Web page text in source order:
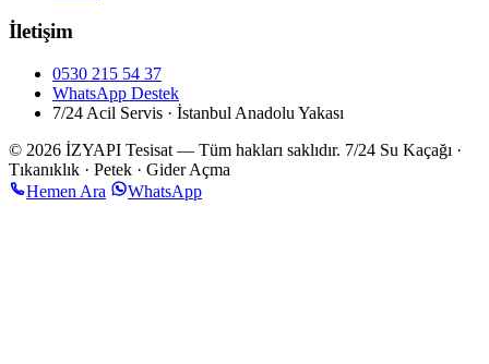
İletişim
0530 215 54 37
WhatsApp Destek
7/24 Acil Servis · İstanbul Anadolu Yakası
© 2026 İZYAPI Tesisat — Tüm hakları saklıdır. 7/24 Su Kaçağı ·
Tıkanıklık · Petek · Gider Açma
Hemen Ara
WhatsApp